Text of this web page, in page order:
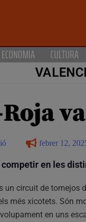
ECONOMIA CULTURA
febrer 12,
en les
un circuit de tornejos
més xicotets. Són
en uns